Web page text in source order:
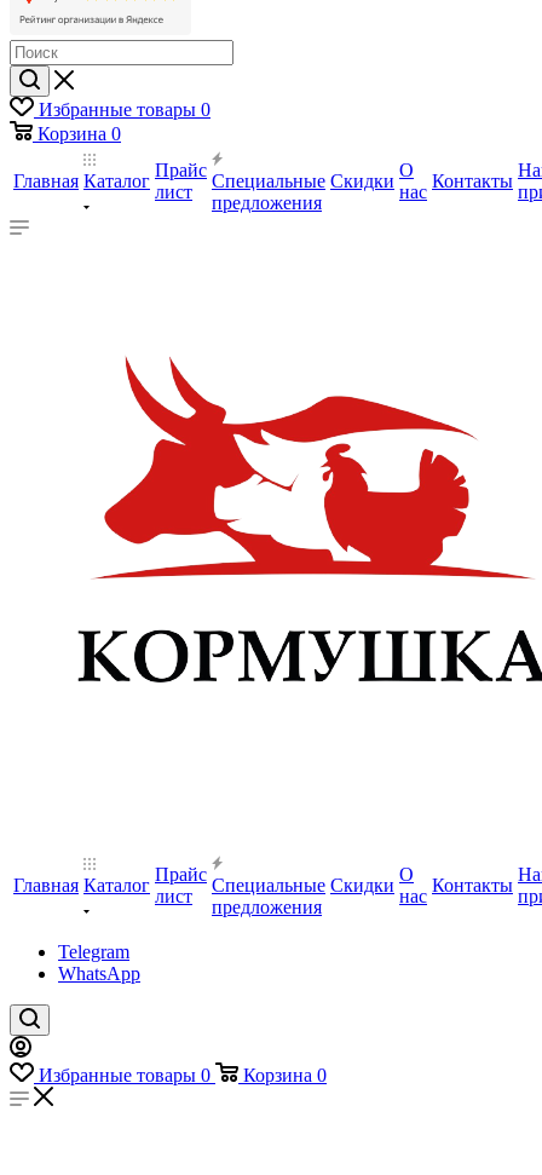
Избранные товары 0
Корзина 0
Главная Каталог
Прайс
лист
Специальные
предложения
Скидки
О
нас
Контакты
Главная Каталог
Прайс
лист
Специальные
предложения
Скидки
О
нас
Контакты
Telegram
WhatsApp
Избранные товары 0 Корзина 0